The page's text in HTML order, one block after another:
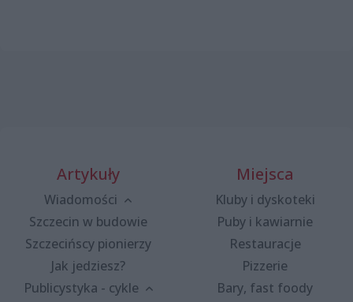
Artykuły
Wiadomości
Szczecin w budowie
Szczecińscy pionierzy
Jak jedziesz?
Publicystyka - cykle
Miejsca
Kluby i dyskoteki
Puby i kawiarnie
Restauracje
Pizzerie
Bary, fast foody